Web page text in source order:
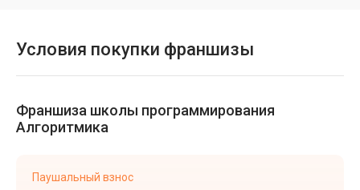
Условия покупки франшизы
Франшиза школы программирования
Алгоритмика
Паушальный взнос